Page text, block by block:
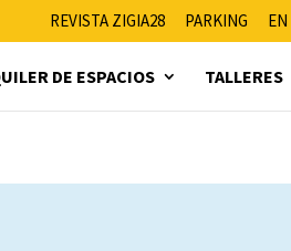
REVISTA ZIGIA28 PARKING
DE ESPACIOS TALLERES